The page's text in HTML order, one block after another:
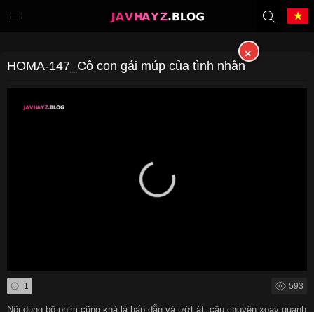
Tiếng Việt 中文（繁體）
中文（简体）
Português Türkçe
×
HOMA-147_Cô con gái múp của tình nhân
1 593
Nội dung bộ phim cũng khá là hấp dẫn và ướt át, câu chuyện xoay quanh